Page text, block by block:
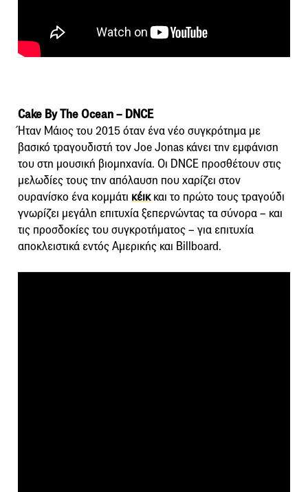
Cake By The Ocean – DNCE
Ήταν Μάιος του 2015 όταν ένα νέο συγκρότημα με
βασικό τραγουδιστή τον Joe Jonas κάνει την εμφάνιση
του στη μουσική βιομηχανία. Οι DNCE προσθέτουν στις
μελωδίες τους την απόλαυση που χαρίζει στον
ουρανίσκο ένα κομμάτι κέικκαι το πρώτο τους τραγούδι
γνωρίζει μεγάλη επιτυχία ξεπερνώντας τα σύνορα – και
τις προσδοκίες του συγκροτήματος – για επιτυχία
αποκλειστικά εντός Αμερικής και Billboard.